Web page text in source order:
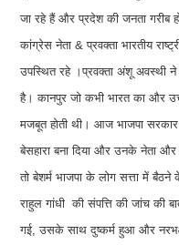
जा रहे हैं और प्रदेश की जनता गरीब
कांग्रेस नेता & प्रवक्ता भारतीय
उपस्थित रहे ।प्रवक्ता अंशू अवस्थी ने
है। कानपुर जो कभी भारत का और
मजबूत होती थी। आज भाजपा
बेसहारा बना दिया और उनके नेता
तो बेशर्म भाजपा के लोग सत्ता में
राहुल गांधी की संपत्ति की जांच की
गई, उसके साथ दुष्कर्म हुआ और